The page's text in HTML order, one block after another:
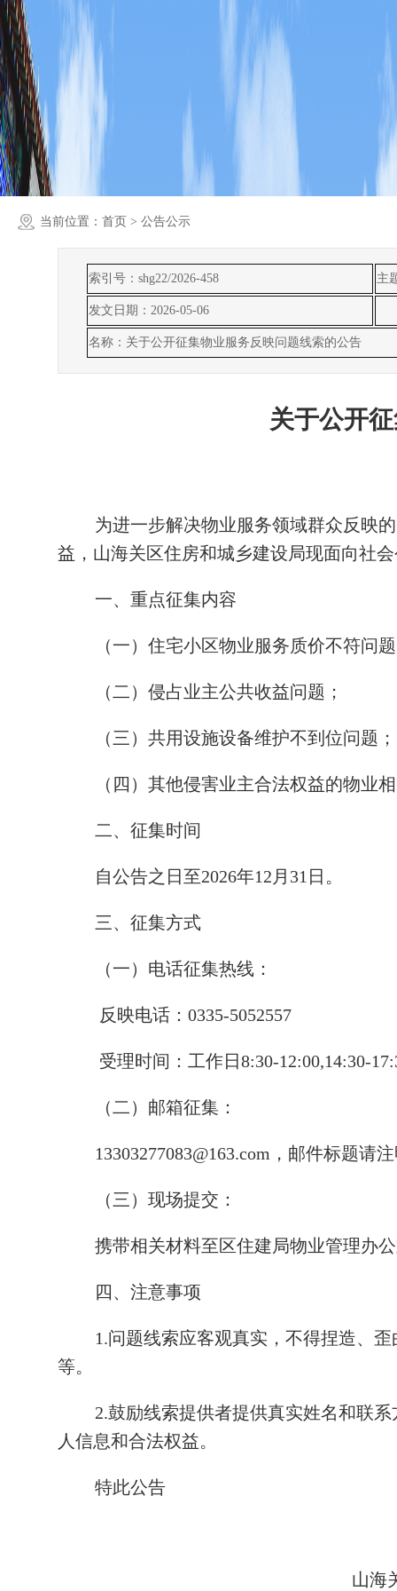
当前位置： 首页 > 公告公示
索引号：shg22/2026-458 主
发文日期：2026-05-06
名称：关于公开征集物业服务反映问题线索的公告
关于公开
为进一步解决物业服务领域群众反映
益，山海关区住房和城乡建设局现面向社
一、重点征集内容
（一）住宅小区物业服务质价不符问
（二）侵占业主公共收益问题；
（三）共用设施设备维护不到位问题；
（四）其他侵害业主合法权益的物业
二、征集时间
自公告之日至2026年12月31日。
三、征集方式
（一）电话征集热线：
反映电话：0335-5052557
受理时间：工作日8:30-12:00,14:30-
（二）邮箱征集：
13303277083@163.com，邮件标题请
（三）现场提交：
携带相关材料至区住建局物业管理办
四、注意事项
1.问题线索应客观真实，不得捏造、
等。
2.鼓励线索提供者提供真实姓名和联
人信息和合法权益。
特此公告
山海关区住房和